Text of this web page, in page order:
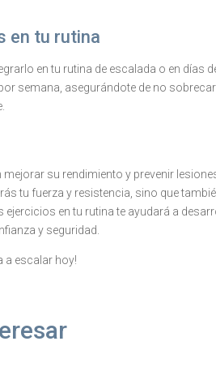
en tu rutina
en tu rutina de escalada o en días
semana, asegurándote de no
su rendimiento y prevenir
tu fuerza y resistencia, sino que
en tu rutina te ayudará a
y seguridad.
a escalar hoy!